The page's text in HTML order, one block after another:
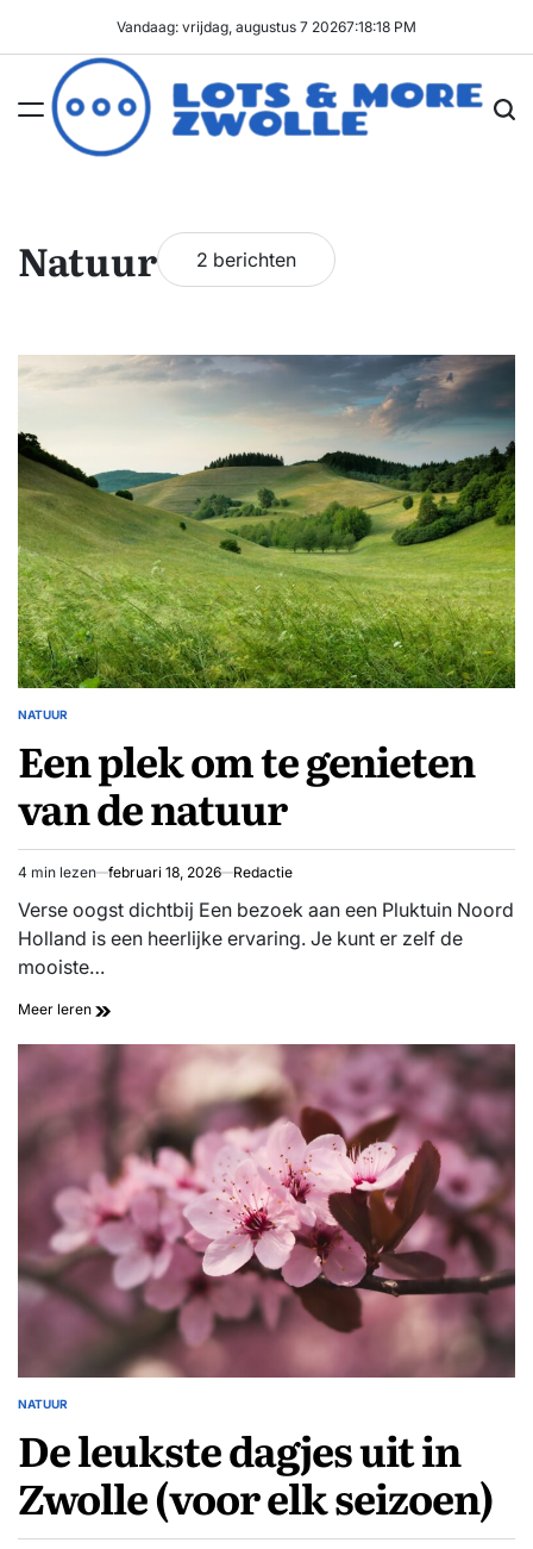
inhoud
Vandaag: vrijdag, augustus 7 20267:18:18 PM
Zwolle
Natuur 2 berichten
GEPLAATST
NATUUR
Een plek om te genieten
van de natuur
Geschatte
leestijd
4 min lezen februari 18, 2026 Redactie
Verse oogst dichtbij Een bezoek aan een Pluktuin Noord
Holland is een heerlijke ervaring. Je kunt er zelf de
mooiste…
Meer leren Een
te
natuur
GEPLAATST
NATUUR
De leukste dagjes uit in
Zwolle (voor elk seizoen)